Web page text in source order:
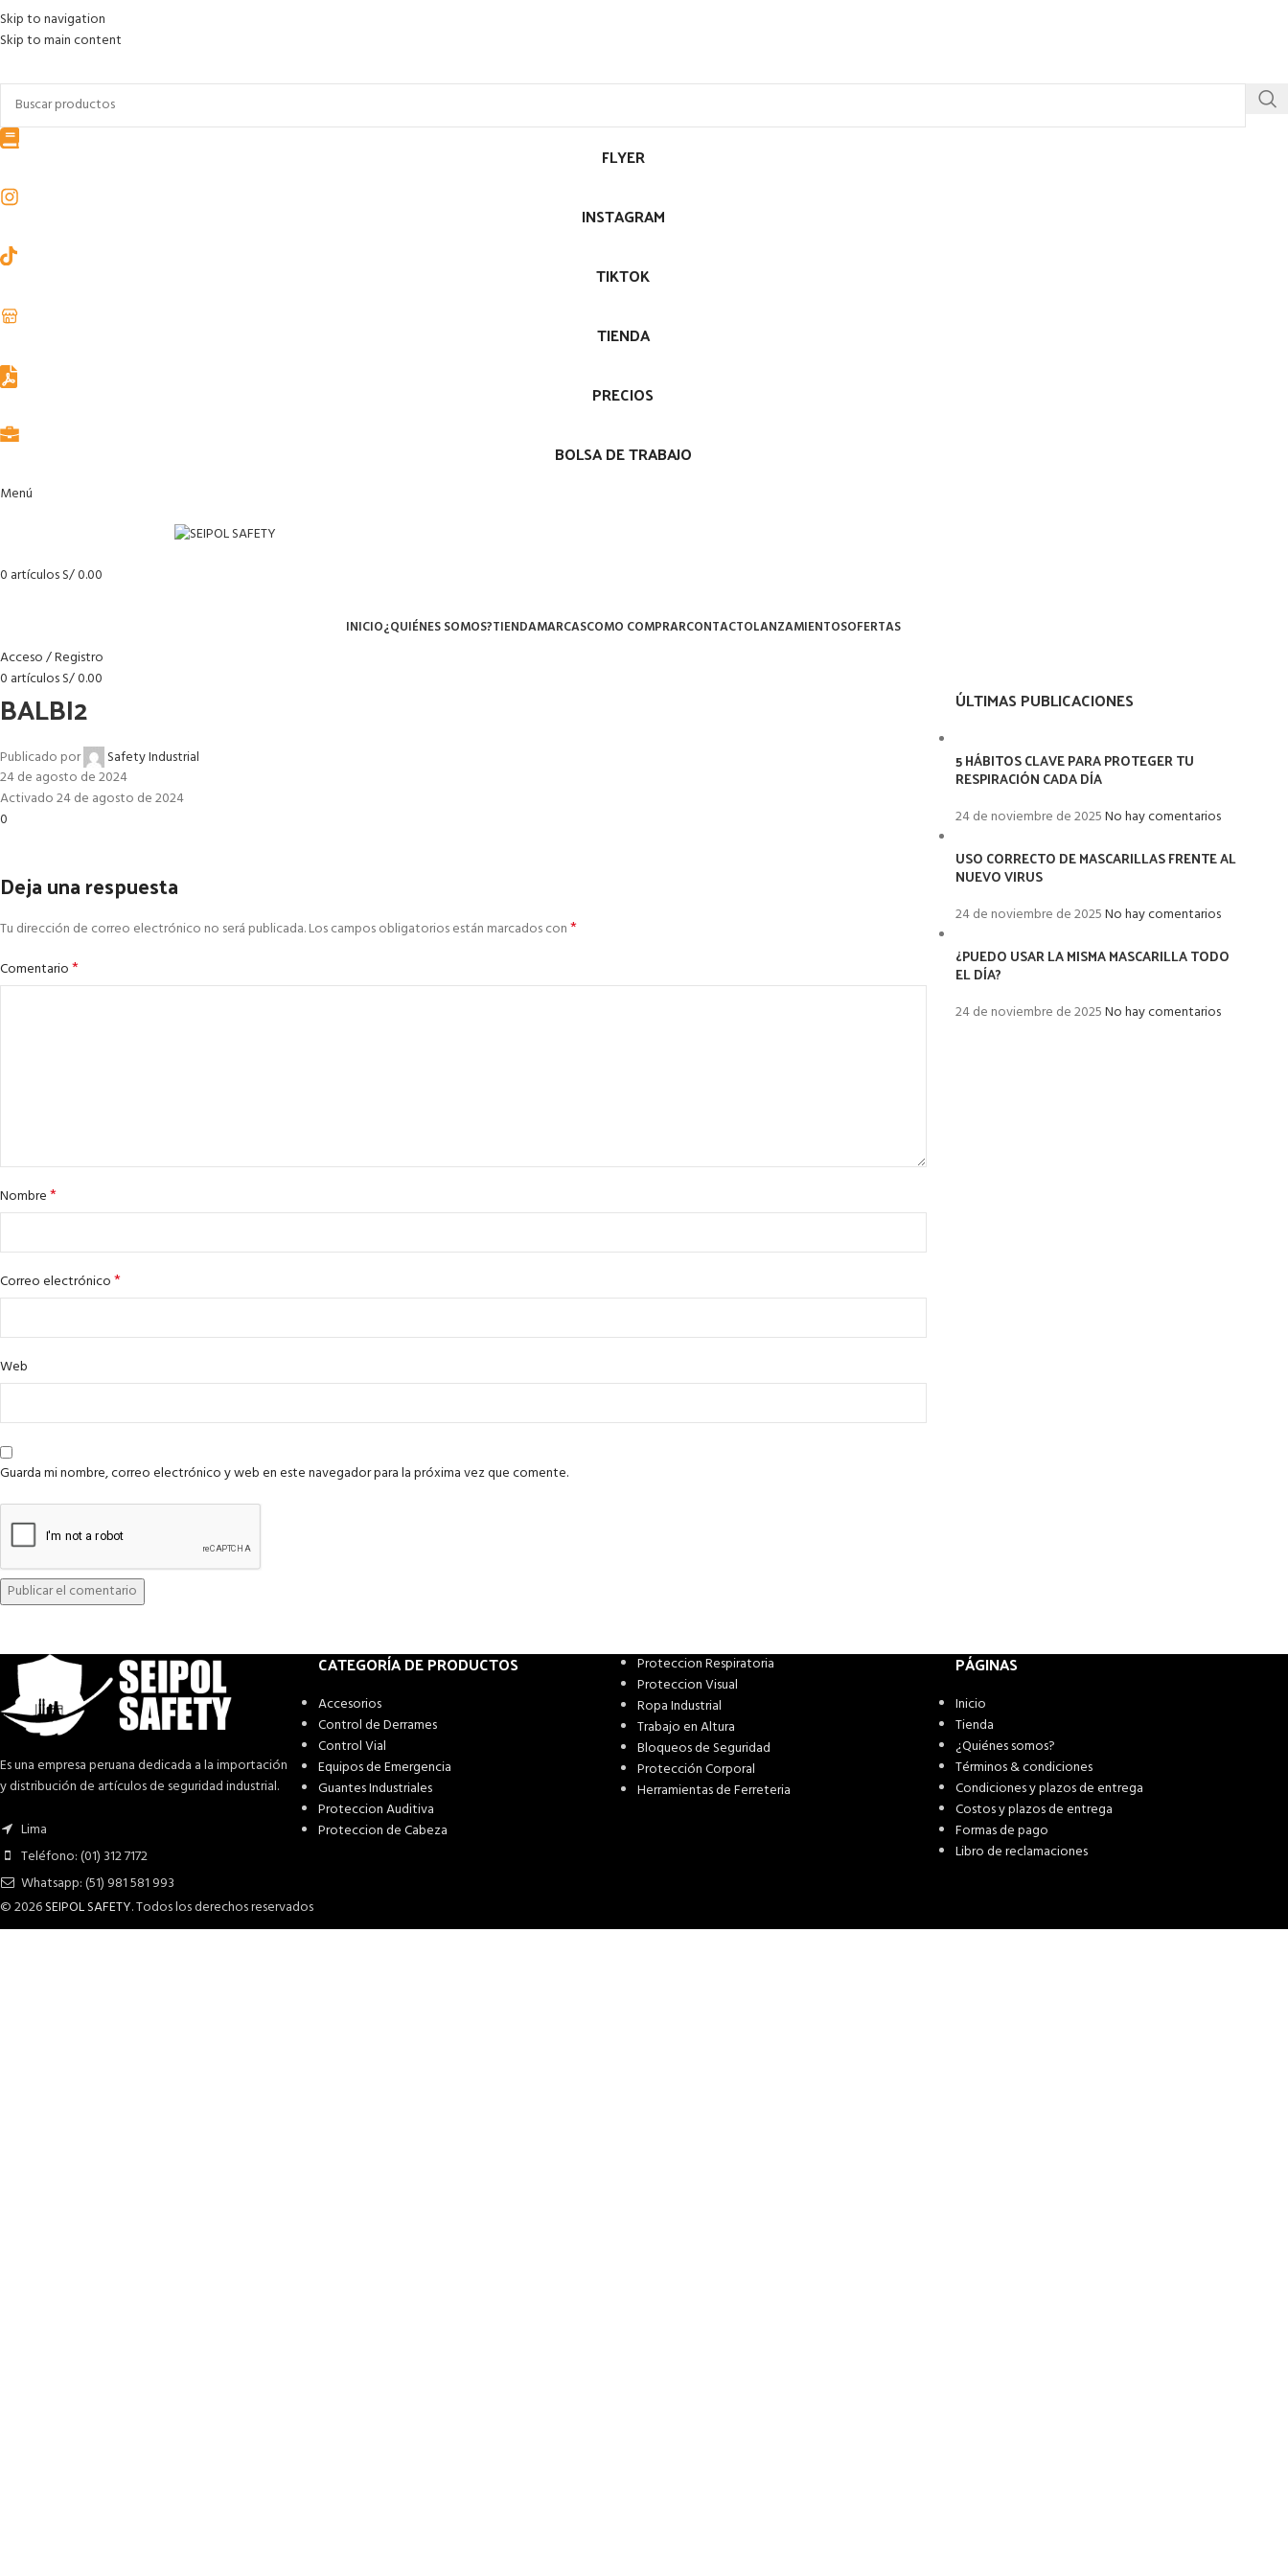
Skip to navigation
Skip to main content
FLYER
INSTAGRAM
TIKTOK
TIENDA
PRECIOS
BOLSA DE TRABAJO
Menú
0 artículosS/0.00
INICIO¿QUIÉNES SOMOS?TIENDAMARCASCOMO COMPRARCONTACTOLANZAMIENTOSOFERTAS
Acceso / Registro
0 artículosS/0.00
BALBI2
Publicado por
Safety Industrial
24 de agosto de 2024
Activado 24 de agosto de 2024
0
Deja una respuesta
Tu dirección de correo electrónico no será publicada.Los campos obligatorios están marcados con*
Comentario*
Nombre*
Correo electrónico*
Web
Guarda mi nombre, correo electrónico y web en este navegador para la próxima vez que comente.
ÚLTIMAS PUBLICACIONES
5 HÁBITOS CLAVE PARA PROTEGER TU
RESPIRACIÓN CADA DÍA
24 de noviembre de 2025No hay comentarios
USO CORRECTO DE MASCARILLAS FRENTE AL
NUEVO VIRUS
24 de noviembre de 2025No hay comentarios
¿PUEDO USAR LA MISMA MASCARILLA TODO
EL DÍA?
24 de noviembre de 2025No hay comentarios
Es una empresa peruana dedicada a la importación
y distribución de artículos de seguridad industrial.
Lima
Teléfono: (01) 312 7172
Whatsapp: (51) 981 581 993
CATEGORÍA DE PRODUCTOS
Accesorios
Control de Derrames
Control Vial
Equipos de Emergencia
Guantes Industriales
Proteccion Auditiva
Proteccion de Cabeza
Proteccion Respiratoria
Proteccion Visual
Ropa Industrial
Trabajo en Altura
Bloqueos de Seguridad
Protección Corporal
Herramientas de Ferreteria
PÁGINAS
Inicio
Tienda
¿Quiénes somos?
Términos & condiciones
Condiciones y plazos de entrega
Costos y plazos de entrega
Formas de pago
Libro de reclamaciones
© 2026SEIPOL SAFETY. Todos los derechos reservados